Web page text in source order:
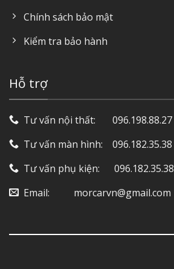
Chính sách bảo mật
Kiểm tra bảo hành
Hỗ trợ
Tư vấn nội thất: ‎ ‎ ‎ ‎ ‎ ‎ 096.198.88.27
Tư vấn màn hình: ‎ ‎ ‎ 096.182.35.38
Tư vấn phụ kiện: ‎ ‎ ‎ ‎‎ ‎ 096.182.35.38
Email: ‎ ‎ ‎ ‎ ‎ ‎ ‎ ‎ ‎ morcarvn@gmail.com